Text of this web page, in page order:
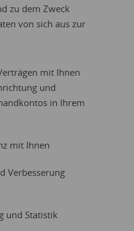
zu dem Zweck
von sich aus zur
mit Ihnen
und
in Ihrem
mit Ihnen
Verbesserung
und Statistik